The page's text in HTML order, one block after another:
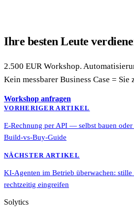
Ihre besten Leute
2.500 EUR Workshop.
Kein messbarer Business Case = Sie
Workshop anfragen
VORHERIGER ARTIKEL
E-Rechnung per API — selbst bauen
Build-vs-Buy-Guide
NÄCHSTER ARTIKEL
KI-Agenten im Betrieb überwachen: stille
rechtzeitig eingreifen
Solytics